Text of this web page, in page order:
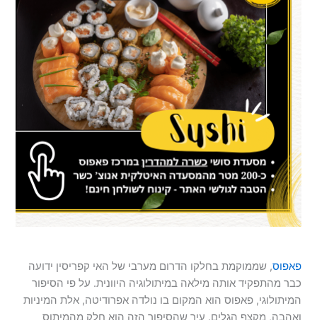
פאפוס, שממוקמת בחלקו הדרום מערבי של האי קפריסין ידועה
כבר מהתפקיד אותה מילאה במיתולוגיה היוונית. על פי הסיפור
המיתולוגי, פאפוס הוא המקום בו נולדה אפרודיטה, אלת המיניות
ואהבה, מקצף הגלים. עיר שהסיפור הזה הוא חלק מהמיתוס